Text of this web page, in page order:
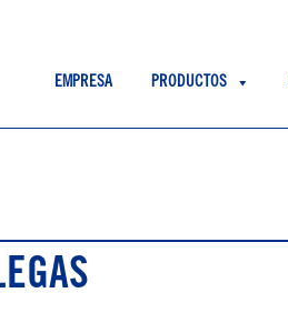
EMPRESA PRODUCTOS